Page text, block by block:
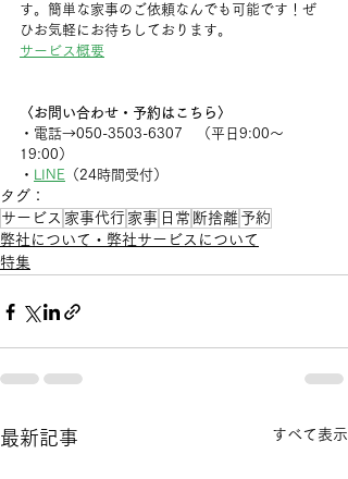
す。簡単な家事のご依頼なんでも可能です！ぜ
ひお気軽にお待ちしております。
サービス概要
〈お問い合わせ・予約はこちら〉
・電話→050-3503-6307　（平日9:00〜
19:00）
・
LINE （24時間受付）
タグ：
サービス 家事代行 家事 日常 断捨離 予約
弊社について・弊社サービスについて
特集
最新記事 すべて表示